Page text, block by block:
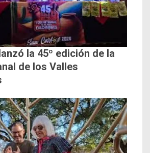
la 45º edición de la
de los Valles